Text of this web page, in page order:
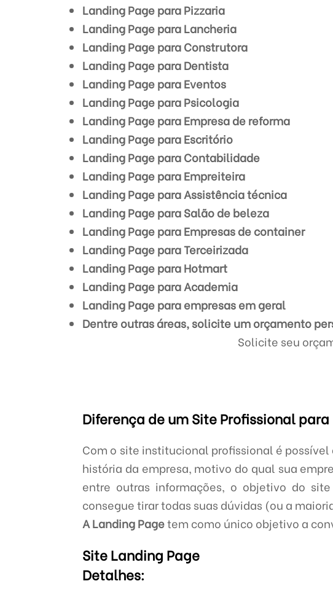
Landing Page para Pizzaria
Landing Page para Lancheria
Landing Page para Construtora
Landing Page para Dentista
Landing Page para Eventos
Landing Page para Psicologia
Landing Page para Empresa de reforma
Landing Page para Escritório
Landing Page para Contabilidade
Landing Page para Empreiteira
Landing Page para Assistência técnica
Landing Page para Salão de beleza
Landing Page para Empresas de container
Landing Page para Terceirizada
Landing Page para Hotmart
Landing Page para Academia
Landing Page para empresas em geral
Dentre outras áreas, solicite um orçamento
Solicite seu
Diferença de um Site Profissional
Com o site institucional profissional é
história da empresa, motivo do qual sua
entre outras informações, o objetivo do
consegue tirar todas suas dúvidas (ou a
A Landing Pagetem como único objetivo a
Site Landing Page
Detalhes: